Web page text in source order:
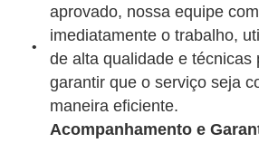
aprovado, nossa equipe
imediatamente o trabalho,
de alta qualidade e técnicas
garantir que o serviço seja
maneira eficiente.
Acompanhamento e